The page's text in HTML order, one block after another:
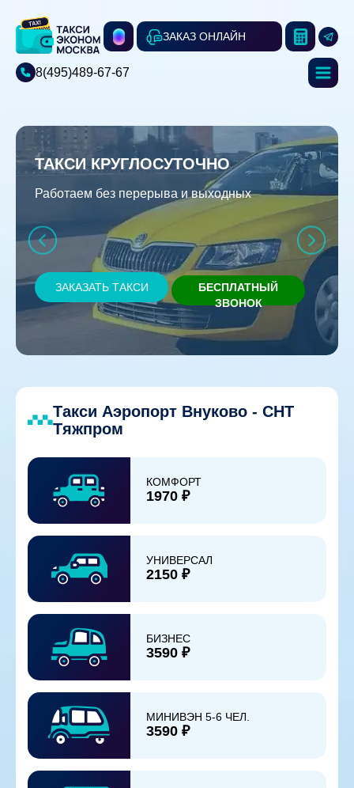
ЗАКАЗ ОНЛАЙН
8(495)489-67-67
ТАКСИ КРУГЛОСУТОЧНО
Работаем без перерыва и выходных
ЗАКАЗАТЬ ТАКСИ
БЕСПЛАТНЫЙ
ЗВОНОК
Такси Аэропорт Внуково - СНТ
Тяжпром
КОМФОРТ
1970 ₽
УНИВЕРСАЛ
2150 ₽
БИЗНЕС
3590 ₽
МИНИВЭН 5-6 ЧЕЛ.
3590 ₽